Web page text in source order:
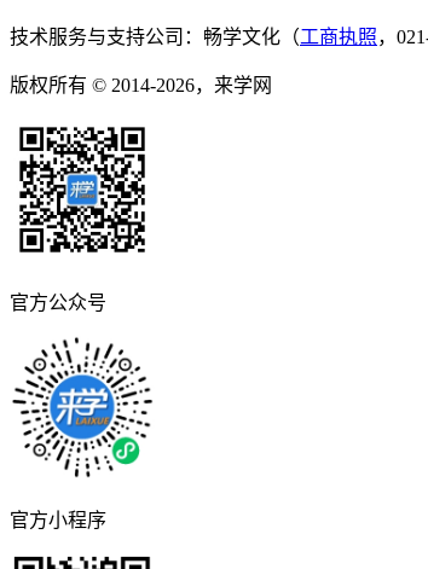
技术服务与支持公司：畅学文化（工商执照，
版权所有 © 2014-2026，来学网
官方公众号
官方小程序